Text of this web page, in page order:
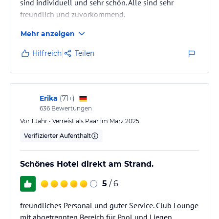
an den täglich angebotenen Gerichten schlemmen. Das Nama
verfügt außerdem über eine Außenterrasse, auf der Sie einen
können. Öffnungszeiten: Frühstück: 7:00 Uhr - 11:00 Uhr;
22:30 Uhr
DRiFT Seafood Kitchen & Bar - direkt am Al Aquah Strand gelegen,
ist das DRiFT ein wunderschön gestaltetes Grillrestaurant mit
Strandbar, welches Spezialitäten auf unserem einzigartigen Josper-
Grill serviert. Genießen köstliche Prime Cuts und ausgewählte
frische Meeresfrüchte. Öffnungszeiten: Mittagessen: 13:00 Uhr -
Bar, ist genau der richtige Ort für zwanglose Treffen. Genießen Sie
eine Auswahl erlesener Tees und Kaffees, begleitet von leckerem
Gebäck und leichten Snacks in einer warmen und einladenden
zwei separaten, jedoch miteinander verbundenen Bereichen und
sind individuell und sehr schön. Alle sind sehr
freundlich und zuvorkommend.
Mehr anzeigen
Hilfreich Teilen
Erika (71+)
636 Bewertungen
Vor 1 Jahr • Verreist als Paar im März 2025
Verifizierter Aufenthalt
Schönes Hotel direkt am Strand.
5 / 6
freundliches Personal und guter Service. Club Lounge
mit abgetrennten Bereich für Pool und Liegen.